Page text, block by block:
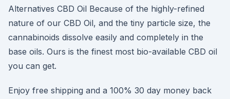
Alternatives CBD Oil Because of the highly-refined
nature of our CBD Oil, and the tiny particle size, the
cannabinoids dissolve easily and completely in the
base oils. Ours is the finest most bio-available CBD oil
you can get.
Enjoy free shipping and a 100% 30 day money back